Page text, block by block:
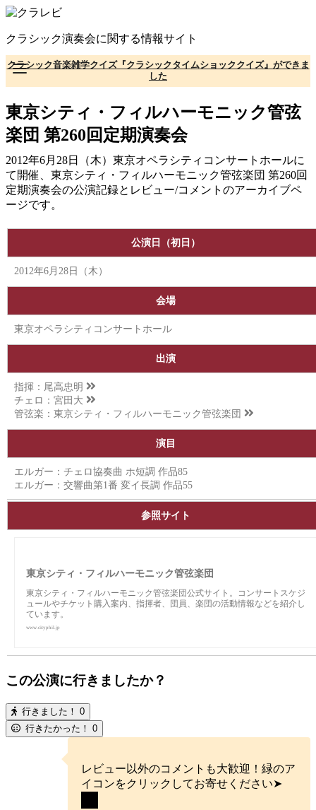
コ
テ
ン
ツ
へ
移
動
クラシック演奏会に関する情報サイト
クラシック音楽雑学クイズ『クラシックタイムショッククイズ』ができま
した
東京シティ・フィルハーモニック管弦
楽団 第260回定期演奏会
2012年6月28日（木）東京オペラシティコンサートホールに
て開催、東京シティ・フィルハーモニック管弦楽団 第260回
定期演奏会の公演記録とレビュー/コメントのアーカイブペ
ージです。
公演日（初日）
2012年6月28日（木）
会場
東京オペラシティコンサートホール
出演
指揮： 尾高忠明
チェロ： 宮田大
管弦楽： 東京シティ・フィルハーモニック管弦楽団
演目
エルガー：チェロ協奏曲 ホ短調 作品85
エルガー：交響曲第1番 変イ長調 作品55
参照サイト
東京シティ・フィルハーモニック管弦楽団
東京シティ・フィルハーモニック管弦楽団公式サイト。コンサートスケジ
ュールやチケット購入案内、指揮者、団員、楽団の活動情報などを紹介し
ています。
www.cityphil.jp
この公演に行きましたか？
行きました！ 0
行きたかった！ 0
レビュー以外のコメントも大歓迎！緑のア
イコンをクリックしてお寄せください➤